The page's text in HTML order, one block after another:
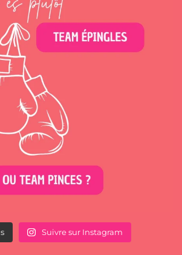
Suivre sur Instagram